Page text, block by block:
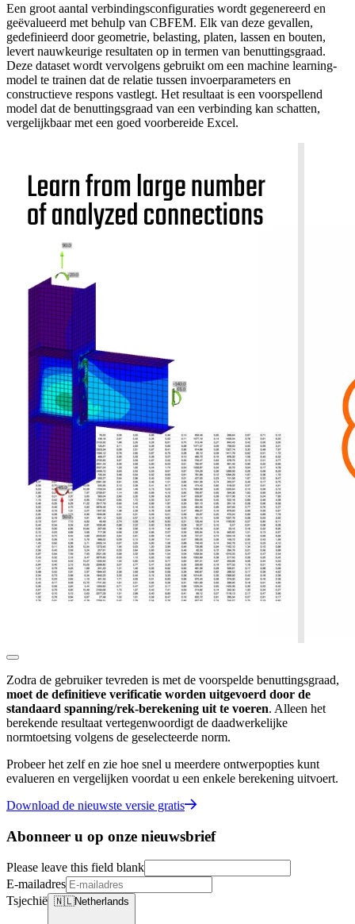
Een groot aantal verbindingsconfiguraties wordt gegenereerd en
geëvalueerd met behulp van CBFEM. Elk van deze gevallen,
gedefinieerd door geometrie, belasting, platen, lassen en bouten,
levert nauwkeurige resultaten op in termen van benuttingsgraad.
Deze dataset wordt vervolgens gebruikt om een machine learning-
model te trainen dat de relatie tussen invoerparameters en
constructieve respons vastlegt. Het resultaat is een voorspellend
model dat de benuttingsgraad van een verbinding kan schatten,
vergelijkbaar met een goed voorbereide Excel.
Zodra de gebruiker tevreden is met de voorspelde benuttingsgraad,
moet de definitieve verificatie worden uitgevoerd door de
standaard spanning/rek-berekening uit te voeren. Alleen het
berekende resultaat vertegenwoordigt de daadwerkelijke
normtoetsing volgens de geselecteerde norm.
Probeer het zelf en zie hoe snel u meerdere ontwerpopties kunt
evalueren en vergelijken voordat u een enkele berekening uitvoert.
Download de nieuwste versie gratis
Abonneer u op onze nieuwsbrief
Please leave this field blank
E-mailadres
Tsjechië 🇳🇱Netherlands